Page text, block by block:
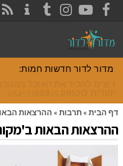
FACEBOOK
YOUTUBE
INSTAGRAM
TUMBLR
מדור לדור חדשות חמות:
רוצים להכיר את האוכל
דף הבית » תרבות » ההרצאות
ההרצאות הבאות